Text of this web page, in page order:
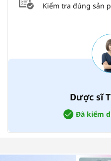
Kiểm tra đúng sản
Dược sĩ
Đã kiểm